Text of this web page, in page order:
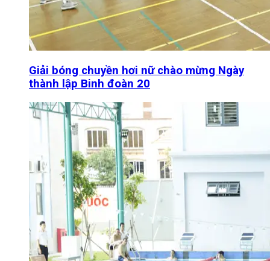
Giải bóng chuyền hơi nữ chào mừng Ngày
thành lập Binh đoàn 20